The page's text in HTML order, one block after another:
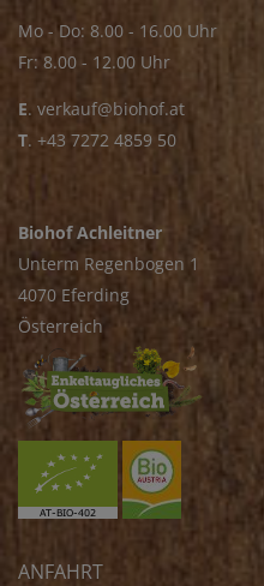
Mo - Do: 8.00 - 16.00 Uhr
Fr: 8.00 - 12.00 Uhr
E. verkauf@biohof.at
T. +43 7272 4859 50
Biohof Achleitner
Unterm Regenbogen 1
4070 Eferding
Österreich
ANFAHRT